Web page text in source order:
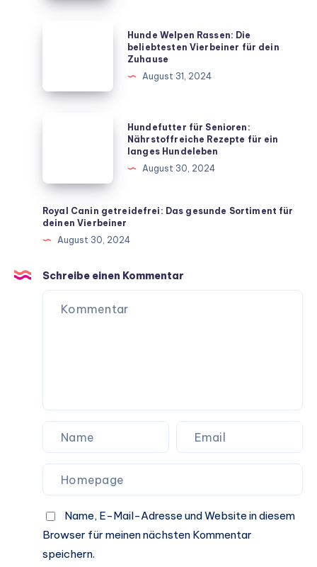
Hund
beliebtesten
Hunde Welpen Rassen: Die
beliebtesten Vierbeiner für dein
Zuhause
August 31, 2024
Rezepte
für
ein
langes
Hundefutter für Senioren:
Nährstoffreiche Rezepte für ein
langes Hundeleben
August 30, 2024
Royal Canin getreidefrei: Das gesunde Sortiment für
deinen Vierbeiner
August 30, 2024
Schreibe einen Kommentar
Name, E-Mail-Adresse und Website in diesem
Browser für meinen nächsten Kommentar
speichern.